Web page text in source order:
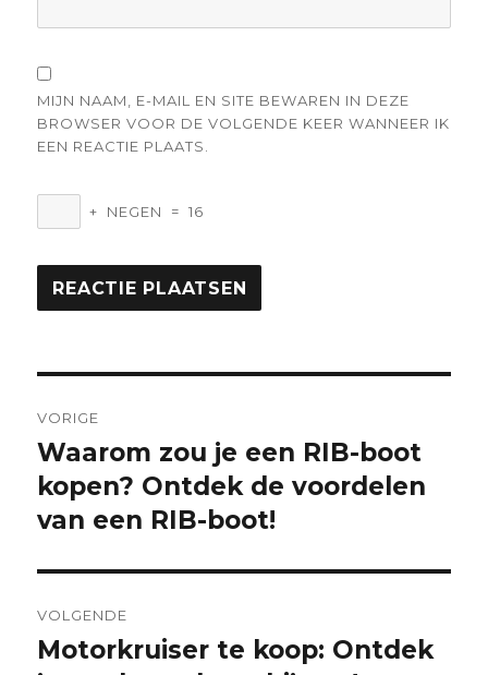
MIJN NAAM, E-MAIL EN SITE BEWAREN IN DEZE
BROWSER VOOR DE VOLGENDE KEER WANNEER IK
EEN REACTIE PLAATS.
+ NEGEN = 16
VORIGE
Vorige
bericht:
Waarom zou je een RIB-boot
kopen? Ontdek de voordelen
van een RIB-boot!
VOLGENDE
Volgende
Motorkruiser te koop: Ontdek